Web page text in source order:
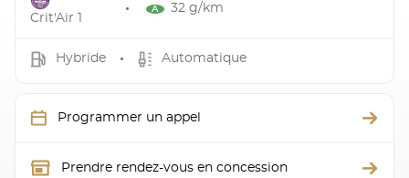
Crit'Air 1
32 g/km
Hybride Automatique
Programmer un appel
Prendre rendez-vous en concession